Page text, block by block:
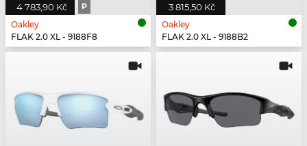
4 783,90 Kč P
Oakley
FLAK 2.0 XL - 9188F8
3 815,50 Kč
Oakley
FLAK 2.0 XL - 9188B2